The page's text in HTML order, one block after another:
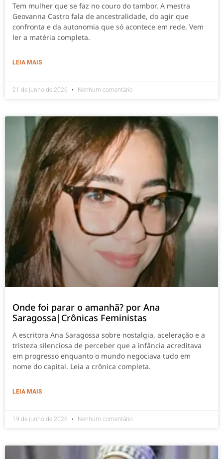
Tem mulher que se faz no couro do tambor. A mestra
Geovanna Castro fala de ancestralidade, do agir que
confronta e da autonomia que só acontece em rede. Vem
ler a matéria completa.
LEIA MAIS
21 de junho de 2026 Nenhum comentário
Onde foi parar o amanhã? por Ana
Saragossa|Crônicas Feministas
A escritora Ana Saragossa sobre nostalgia, aceleração e a
tristeza silenciosa de perceber que a infância acreditava
em progresso enquanto o mundo negociava tudo em
nome do capital. Leia a crônica completa.
LEIA MAIS
19 de junho de 2026 Nenhum comentário